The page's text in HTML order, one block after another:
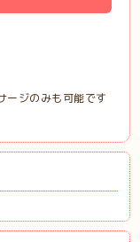
ージのみも可能です